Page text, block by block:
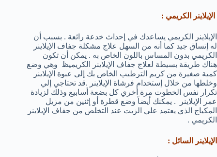
الإيلاينر الكريمي :
الإيلاينر الكريمي يساعدك في إحداث خدعة رائعة . بسبب أن
له إتساق جيد كما أنه من السهل علاج مشكلة جفاف الإيلاينر
الكريمي بدون المساس باللون الخاص به . يمكن أن تكون
هناك طريقة بسيطة لعلاج جفاف الإيلاينر الكريميظ وهي وضع
كمية صغيرة من كريم الترطيب الخاص بك إلي عبوة الإيلاينر
وخلطها من خلال إستخدام فرشاة الإيلاينر .قد تحتاجي إلي
تكرار نفس الخطوت مرة أخري كل بضعة أسابيع وذلك لزيادة
عمر الإيلاينر . يمكنك أيضاً وضع قطرة أو إثنين من مزيل
المكياج الذي يعتمد علي الزيت عند التخلص من جفاف الإيلاينر
الكريمي .
الإيلاينر السائل :